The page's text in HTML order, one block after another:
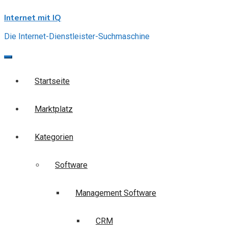
to
Internet mit IQ
Die Internet-Dienstleister-Suchmaschine
Startseite
Marktplatz
Kategorien
Software
Management Software
CRM